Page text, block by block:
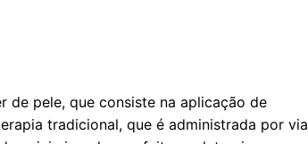
pele, que consiste na aplicação de
tradicional, que é administrada por via